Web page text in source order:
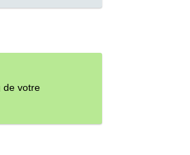
de votre